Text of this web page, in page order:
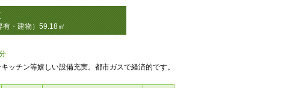
有・建物）59.18㎡
ッチン等嬉しい設備充実。都市ガスで経済的です。